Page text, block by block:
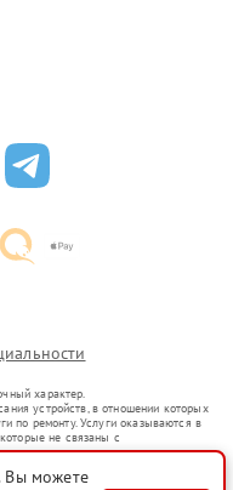
характер.
устройств, в отношении которых
по ремонту. Услуги оказываются в
не связаны с
представителями.
оборот в соответствии
Вы можете